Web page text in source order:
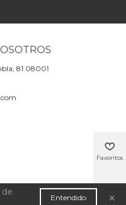
81 08001
Favoritos
Arriba
Entendido ×